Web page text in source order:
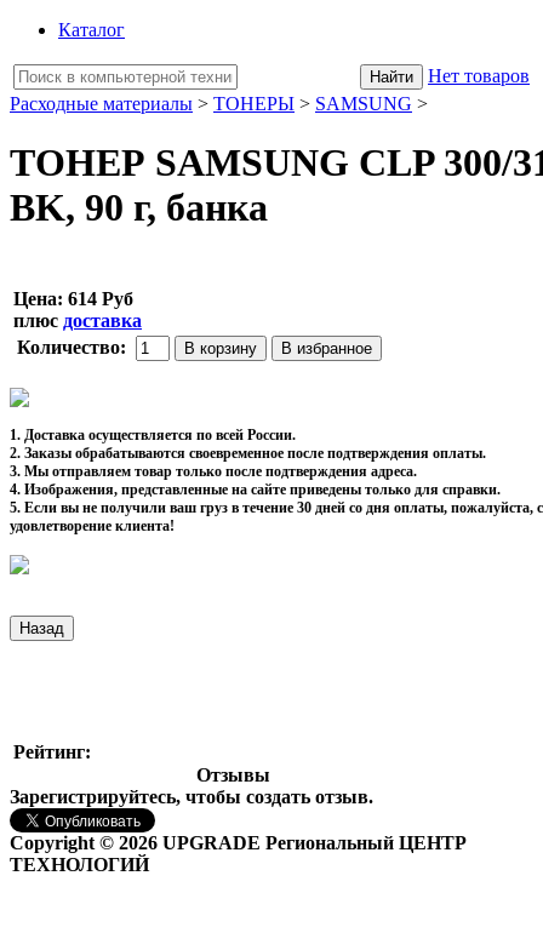
Каталог
Нет товаров
Расходные материалы > ТОНЕРЫ > SAMSUNG >
ТОНЕР SAMSUNG CLP 300/
BK, 90 г, банка
Цена: 614 Руб
плюс доставка
Количество:
1. Доставка осуществляется по всей России.
2. Заказы обрабатываются своевременное после подтверждения оплаты.
3. Мы отправляем товар только после подтверждения адреса.
4. Изображения, представленные на сайте приведены только для справки.
5. Если вы не получили ваш груз в течение 30 дней со дня оплаты,
удовлетворение клиента!
Рейтинг:
Отзывы
Зарегистрируйтесь, чтобы создать отзыв.
Copyright © 2026 UPGRADE Региональный ЦЕНТР
ТЕХНОЛОГИЙ